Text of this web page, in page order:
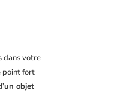
dans votre
point fort
objet